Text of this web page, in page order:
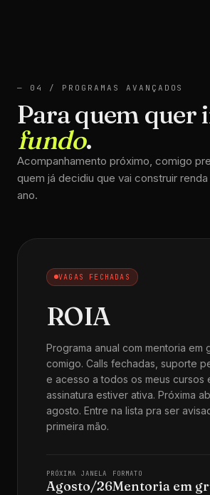
— 04 / PROGRAMAS AVANÇADOS
Para quem quer
fundo.
Acompanhamento próximo, comigo
quem já decidiu que vai construir
ano.
VAGAS FECHADAS
ROIA
Programa anual com mentoria em
comigo. Calls fechadas, suporte
e acesso a todos os meus cursos
assinatura estiver ativa. Próxima
agosto. Entre na lista pra ser
primeira mão.
PRÓXIMA JANELA
Agosto/26
FORMATO
Mentoria em